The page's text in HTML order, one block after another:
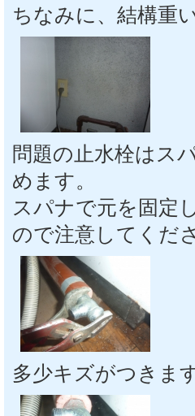
ちなみに、結構重
問題の止水栓はス
めます。
スパナで元を固定
ので注意してくだ
多少キズがつきま